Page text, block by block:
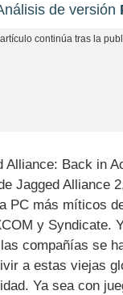
de versión
Alliance: Back in
Jagged Alliance
PC más míticos
y Syndicate.
compañías se
a estas viejas
Ya sea con